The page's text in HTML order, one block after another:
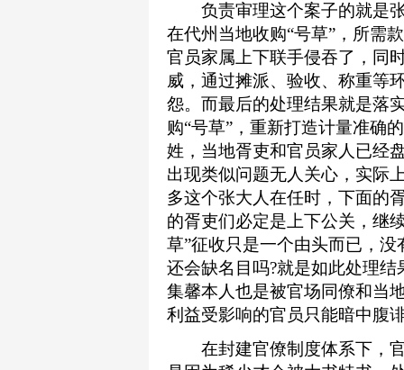
负责审理这个案子的就是张
在代州当地收购“号草”，所需
官员家属上下联手侵吞了，同
威，通过摊派、验收、称重等
怨。而最后的处理结果就是落
购“号草”，重新打造计量准确
姓，当地胥吏和官员家人已经
出现类似问题无人关心，实际
多这个张大人在任时，下面的
的胥吏们必定是上下公关，继
草”征收只是一个由头而已，
还会缺名目吗?就是如此处理
集馨本人也是被官场同僚和当
利益受影响的官员只能暗中腹
在封建官僚制度体系下，官